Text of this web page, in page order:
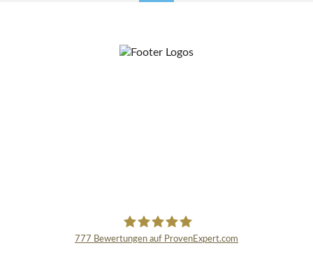
777 Bewertungen auf ProvenExpert.com